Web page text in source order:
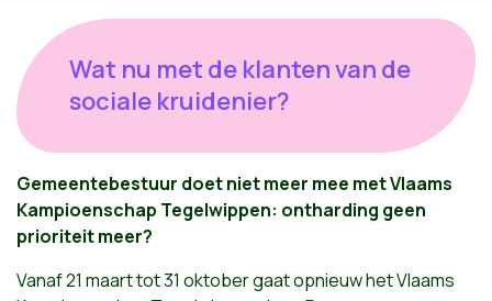
Wat nu met de klanten van de
sociale kruidenier?
Gemeentebestuur doet niet meer mee met Vlaams
Kampioenschap Tegelwippen: ontharding geen
prioriteit meer?
Vanaf 21 maart tot 31 oktober gaat opnieuw het Vlaams